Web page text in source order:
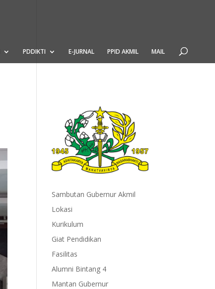
PDDIKTI E-JURNAL PPID AKMIL MAIL
Sambutan Gubernur Akmil
Lokasi
Kurikulum
Giat Pendidikan
Fasilitas
Alumni Bintang 4
Mantan Gubernur